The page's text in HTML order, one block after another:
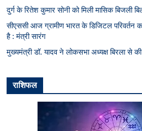
दुर्ग के रितेश कुमार सोनी को मिली मासिक बिजली
सीएससी आज ग्रामीण भारत के डिजिटल
है : मंत्री सारंग
मुख्यमंत्री डॉ. यादव ने लोकसभा अध्यक्ष बिरला से
राशिफल